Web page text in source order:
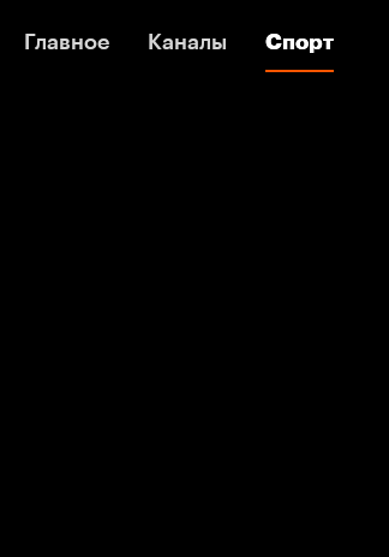
Главное Каналы Спорт
Главное Каналы Спорт